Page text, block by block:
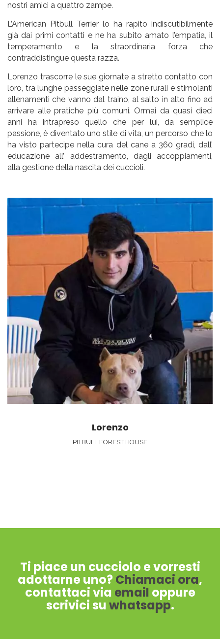
nostri amici a quattro zampe.
L’American Pitbull Terrier lo ha rapito indiscutibilmente
già dai primi contatti e ne ha subito amato l’empatia, il
temperamento e la straordinaria forza che
contraddistingue questa razza.
Lorenzo trascorre le sue giornate a stretto contatto con
loro, tra lunghe passeggiate nelle zone rurali e stimolanti
allenamenti che vanno dal traino, al salto in alto fino ad
arrivare alle pratiche più comuni. Ormai da quasi dieci
anni ha intrapreso quello che per lui, da semplice
passione, è diventato uno stile di vita, un percorso che lo
ha visto partecipe nella cura del cane a 360 gradi, dall’
educazione all’ addestramento, dagli accoppiamenti,
alla gestione della nascita dei cuccioli.
Lorenzo
PITBULL FOREST HOUSE
Ti piace un cucciolo e vorresti
adottarne uno?Chiamaci ora,
contattaci via email oppure
scrivici suwhatsapp.